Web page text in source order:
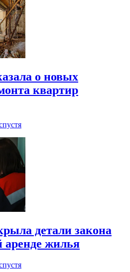
о новых
квартир
детали закона
аренде жилья